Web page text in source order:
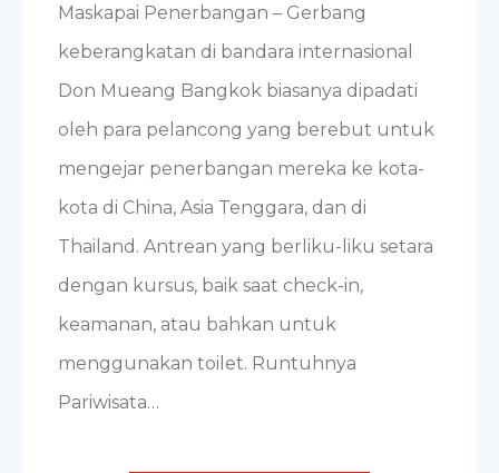
Maskapai Penerbangan – Gerbang
keberangkatan di bandara internasional
Don Mueang Bangkok biasanya dipadati
oleh para pelancong yang berebut untuk
mengejar penerbangan mereka ke kota-
kota di China, Asia Tenggara, dan di
Thailand. Antrean yang berliku-liku setara
dengan kursus, baik saat check-in,
keamanan, atau bahkan untuk
menggunakan toilet. Runtuhnya
Pariwisata…